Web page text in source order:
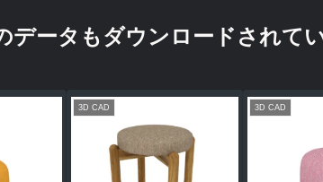
データもダウンロードされて
3D CAD 3D CAD